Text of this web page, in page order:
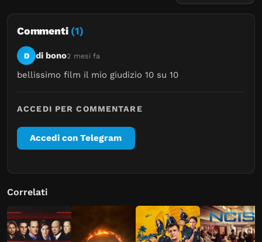
Commenti (1)
D di bono2 mesi fa
bellissimo film il mio giudizio 10 su 10
ACCEDI PER COMMENTARE
Accedi con Telegram
Correlati